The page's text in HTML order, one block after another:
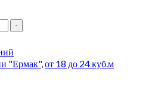
-
"Ермак", от 18 до 24 куб.м